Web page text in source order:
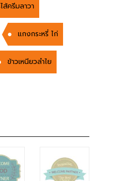
ส้ครีมลาวา
แกงกระหรี่ ไก่
ข้าวเหนียวลำไย